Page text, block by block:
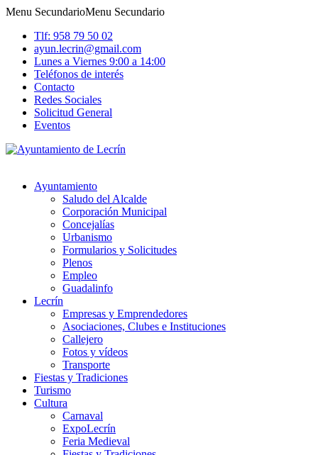
Menu SecundarioMenu Secundario
Tlf: 958 79 50 02
ayun.lecrin@gmail.com
Lunes a Viernes 9:00 a 14:00
Teléfonos de interés
Contacto
Redes Sociales
Solicitud General
Eventos
Ayuntamiento
Saludo del Alcalde
Corporación Municipal
Concejalías
Urbanismo
Formularios y Solicitudes
Plenos
Empleo
Guadalinfo
Lecrín
Empresas y Emprendedores
Asociaciones, Clubes e Instituciones
Callejero
Fotos y vídeos
Transporte
Fiestas y Tradiciones
Turismo
Cultura
Carnaval
ExpoLecrín
Feria Medieval